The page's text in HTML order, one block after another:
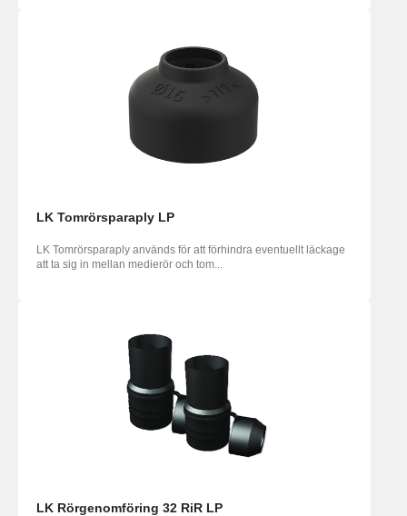
LK Tomrörsparaply LP
LK Tomrörsparaply används för att förhindra eventuellt läckage
att ta sig in mellan medierör och tom...
LK Rörgenomföring 32 RiR LP